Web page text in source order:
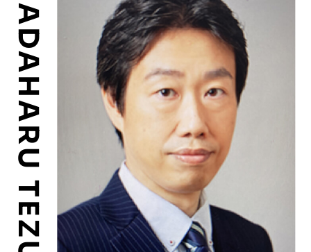
SADAHARU TEZUKA